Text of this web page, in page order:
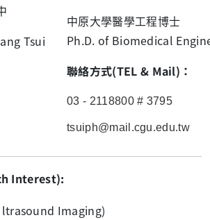
Tsui
中原大學醫學工程博士
Ph.D. of Biomedical
聯絡方式(TEL & Mail)：
03 - 2118800 # 3795
tsuiph@mail.cgu.edu.tw
Interest):
Imaging)